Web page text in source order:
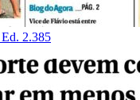
2.385